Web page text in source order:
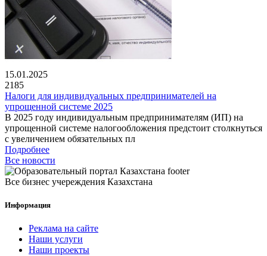
15.01.2025
2185
Налоги для индивидуальных предпринимателей на
упрощенной системе 2025
В 2025 году индивидуальным предпринимателям (ИП) на
упрощенной системе налогообложения предстоит столкнуться
с увеличением обязательных пл
Подробнее
Все новости
Все бизнес учереждения Казахстана
Информация
Реклама на сайте
Наши услуги
Наши проекты